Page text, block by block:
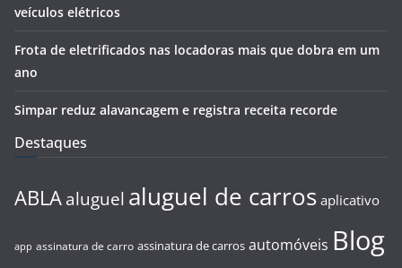
veículos elétricos
Frota de eletrificados nas locadoras mais que dobra em um
ano
Simpar reduz alavancagem e registra receita recorde
Destaques
ABLA aluguel aluguel de carros aplicativo
app assinatura de carro assinatura de carros automóveis Blog